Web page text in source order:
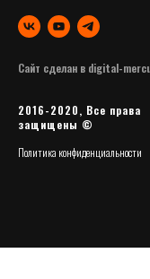
Сайт сделан в digital-
2016-2020, Все права
защищены ©
Политика конфиденциальности